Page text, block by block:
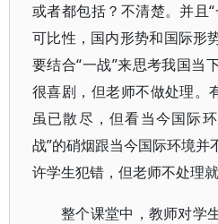
或者都包括？不清楚。并且
可比性，国内形势和国际形
要结合“一战”来思考我国当
很喜剧，但老师不做处理。
虽已散尽，但看当今国际
战”的硝烟跟当今国际环境
许学生犯错，但老师不处理就
整个课堂中，教师对学